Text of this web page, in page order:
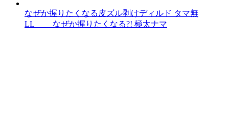
なぜか握りたくなる皮ズル剥けディルド タマ無
LL なぜか握りたくなる?! 極太ナマ